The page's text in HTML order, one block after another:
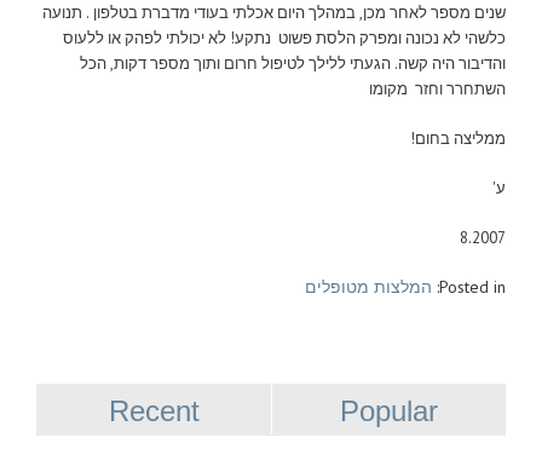
שנים מספר לאחר מכן, במהלך היום אכלתי בעודי מדברת בטלפון . תנועה
כלשהי לא נכונה ומפרק הלסת פשוט נתקע! לא יכולתי לפהק או ללעוס
והדיבור היה קשה. הגעתי ללילך לטיפול חרום ותוך מספר דקות, הכל
השתחרר וחזר מקומו
ממליצה בחום!
ע'
8.2007
Posted in: המלצות מטופלים
Popular
Recent